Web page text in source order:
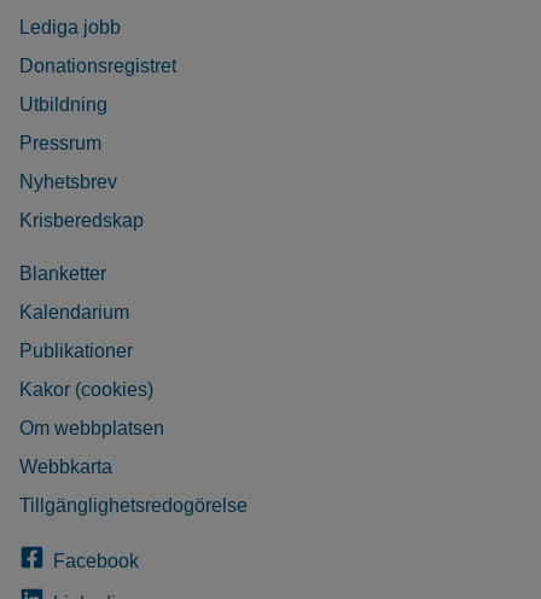
Lediga jobb
Donationsregistret
Utbildning
Pressrum
Nyhetsbrev
Krisberedskap
Blanketter
Kalendarium
Publikationer
Kakor (cookies)
Om webbplatsen
Webbkarta
Tillgänglighetsredogörelse
Facebook